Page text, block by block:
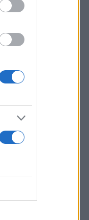
έχει
τους προς